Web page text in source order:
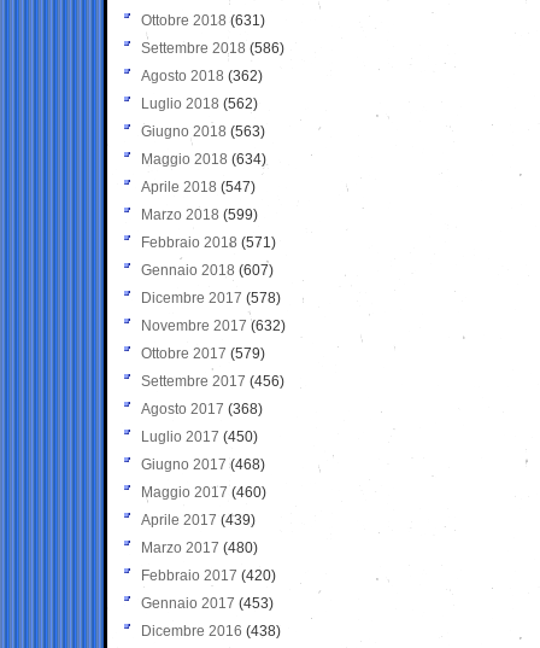
Ottobre 2018 (631)
Settembre 2018 (586)
Agosto 2018 (362)
Luglio 2018 (562)
Giugno 2018 (563)
Maggio 2018 (634)
Aprile 2018 (547)
Marzo 2018 (599)
Febbraio 2018 (571)
Gennaio 2018 (607)
Dicembre 2017 (578)
Novembre 2017 (632)
Ottobre 2017 (579)
Settembre 2017 (456)
Agosto 2017 (368)
Luglio 2017 (450)
Giugno 2017 (468)
Maggio 2017 (460)
Aprile 2017 (439)
Marzo 2017 (480)
Febbraio 2017 (420)
Gennaio 2017 (453)
Dicembre 2016 (438)